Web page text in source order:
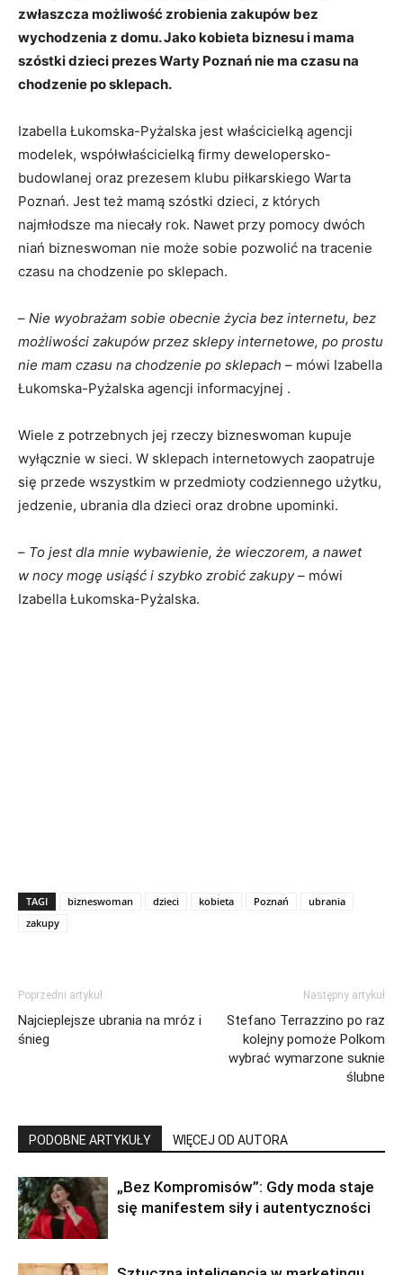
zwłaszcza możliwość zrobienia zakupów bez
wychodzenia z domu. Jako kobieta biznesu i mama
szóstki dzieci prezes Warty Poznań nie ma czasu na
chodzenie po sklepach.
Izabella Łukomska-Pyżalska jest właścicielką agencji
modelek, współwłaścicielką firmy dewelopersko-
budowlanej oraz prezesem klubu piłkarskiego Warta
Poznań. Jest też mamą szóstki dzieci, z których
najmłodsze ma niecały rok. Nawet przy pomocy dwóch
niań bizneswoman nie może sobie pozwolić na tracenie
czasu na chodzenie po sklepach.
– Nie wyobrażam sobie obecnie życia bez internetu, bez
możliwości zakupów przez sklepy internetowe, po prostu
nie mam czasu na chodzenie po sklepach – mówi Izabella
Łukomska-Pyżalska agencji informacyjnej .
Wiele z potrzebnych jej rzeczy bizneswoman kupuje
wyłącznie w sieci. W sklepach internetowych zaopatruje
się przede wszystkim w przedmioty codziennego użytku,
jedzenie, ubrania dla dzieci oraz drobne upominki.
– To jest dla mnie wybawienie, że wieczorem, a nawet
w nocy mogę usiąść i szybko zrobić zakupy– mówi
Izabella Łukomska-Pyżalska.
TAGI bizneswoman dzieci kobieta Poznań
ubrania
zakupy
Poprzedni artykuł
Najcieplejsze ubrania na mróz i
śnieg
Następny artykuł
Stefano Terrazzino po raz
kolejny pomoże Polkom
wybrać wymarzone suknie
ślubne
PODOBNE ARTYKUŁY WIĘCEJ OD AUTORA
„Bez Kompromisów”: Gdy moda staje
się manifestem siły i autentyczności